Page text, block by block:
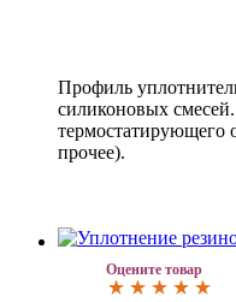
Профиль
силиконовых
термостатирующего
прочее).
Оцените товар